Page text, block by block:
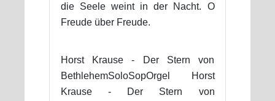
die Seele weint in der Nacht. O
Freude über Freude.
Horst Krause - Der Stern von
BethlehemSoloSopOrgel Horst
Krause - Der Stern von